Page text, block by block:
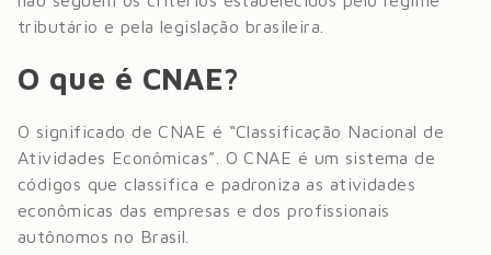
tributário e pela legislação brasileira.
O que é CNAE?
O significado de CNAE é “Classificação Nacional de
Atividades Econômicas”. O CNAE é um sistema de
códigos que classifica e padroniza as atividades
econômicas das empresas e dos profissionais
autônomos no Brasil.